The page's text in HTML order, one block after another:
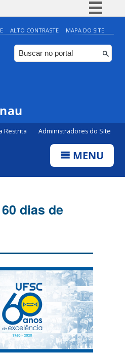
Simplifique!
Comunica BR
Participe
ALTO CONTRASTE MAPA DO SITE
Restrita Administradores do Site
MENU
dias de